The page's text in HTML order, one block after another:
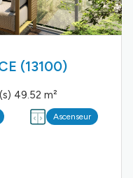
(13100)
Appartement 2 pièce(s) 49.52 m²
Ascenseur